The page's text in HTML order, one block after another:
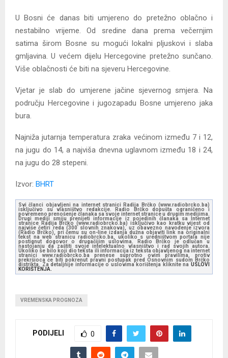
U Bosni će danas biti umjereno do pretežno oblačno i
nestabilno vrijeme. Od sredine dana prema večernjim
satima širom Bosne su mogući lokalni pljuskovi i slaba
gmljavina. U većem dijelu Hercegovine pretežno sunčano.
Više oblačnosti će biti na sjeveru Hercegovine.
Vjetar je slab do umjerene jačine sjevernog smjera. Na
području Hercegovine i jugozapadu Bosne umjereno jaka
bura.
Najniža jutarnja temperatura zraka većinom između 7 i 12,
na jugu do 14, a najviša dnevna uglavnom između 18 i 24,
na jugu do 28 stepeni.
Izvor: BHRT
Svi članci objavljeni na internet stranici Radija Brčko (www.radiobrcko.ba)
isključivo su vlasništvo redakcije. Radio Brčko dopušta ograničeno i
povremeno prenošenje članaka sa svoje internet stranice u drugim medijima.
Drugi mediji smiju prenijeti informacije iz pojedinih članaka sa Internet
stranice Radija Brčko (www.radiobrcko.ba) isključivo kao kratku vijest od
najviše četiri reda (300 slovnih znakova), uz obavezno navođenje izvora
(Radio Brčko), pri čemu su on-line izdanja dužna objaviti link na originalni
tekst na web stranicu radiobrcko.ba, ukoliko s uredništvom portala nije
postignut dogovor o drugačijim uslovima. Radio Brčko je odlučan u
nastojanju da zaštiti svoje intelektualno vlasništvo i rad svojih autora.
Ukoliko se bilo koji dio teksta ili informacija iz teksta objavljenog na internet
stranici www.radiobrcko.ba prenese suprotno ovim pravilima, protiv
prekršioca će biti pokrenut pravni postupak pred Osnovnim sudom Brčko
distrikta. Za detaljnije informacije o uslovima korištenja kliknite na USLOVI
KORIŠTENJA.
VREMENSKA PROGNOZA
PODIJELI 0